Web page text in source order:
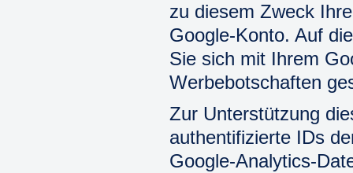
zu diesem Zweck
Google-Konto. Auf
Sie sich mit Ihrem
Werbebotschaften
Zur Unterstützung
authentifizierte IDs
Google-Analytics-